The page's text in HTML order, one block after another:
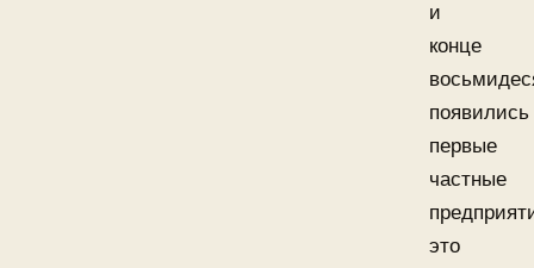
и
конце
появились
первые
частные
это